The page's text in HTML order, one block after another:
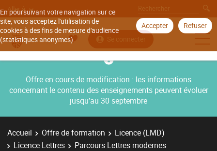
En poursuivant votre navigation sur ce
site, vous acceptez l'utilisation de
cookies à des fins de mesure d'audience
(statistiques anonymes).
Accepter Refuser
Aller à
Se connecter
Offre en cours de modification : les informations
concernant le contenu des enseignements peuvent évoluer
jusqu’au 30 septembre
Accueil Offre de formation
Licence (LMD)
Licence Lettres
Parcours Lettres modernes